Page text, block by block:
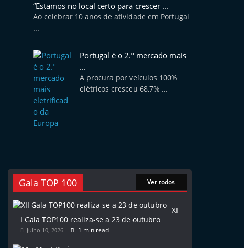
“Estamos no local certo para crescer ...
Ao celebrar 10 anos de atividade em Portugal
...
Portugal é o 2.º mercado mais
...
A procura por veículos 100%
elétricos cresceu 68,7% ...
Gala TOP 100 Ver todos
XI
I Gala TOP100 realiza-se a 23 de outubro
Julho 10, 2026 1 min read